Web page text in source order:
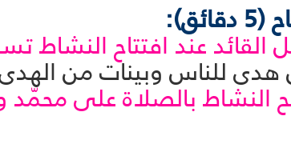
عند افتتاح النشاط
هدى للناس وبينات من
النشاط بالصلاة على